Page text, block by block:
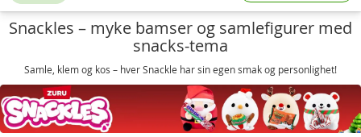
Snackles – myke bamser og samlefigurer med
snacks-tema
Samle, klem og kos – hver Snackle har sin egen smak og personlighet!